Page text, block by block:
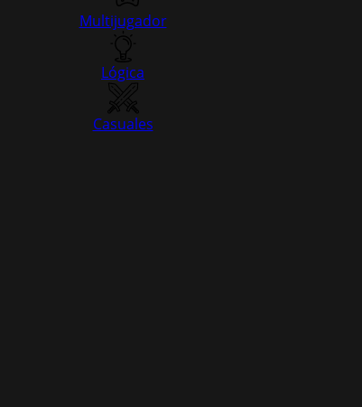
Multijugador
Lógica
Casuales